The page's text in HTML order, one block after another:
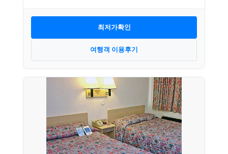
최저가확인
여행객 이용후기